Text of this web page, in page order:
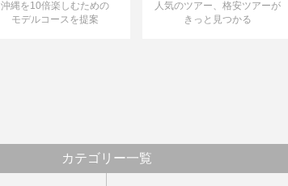
沖縄を10倍楽しむための
モデルコースを提案
人気のツアー、格安ツアーが
きっと見つかる
カテゴリー一覧